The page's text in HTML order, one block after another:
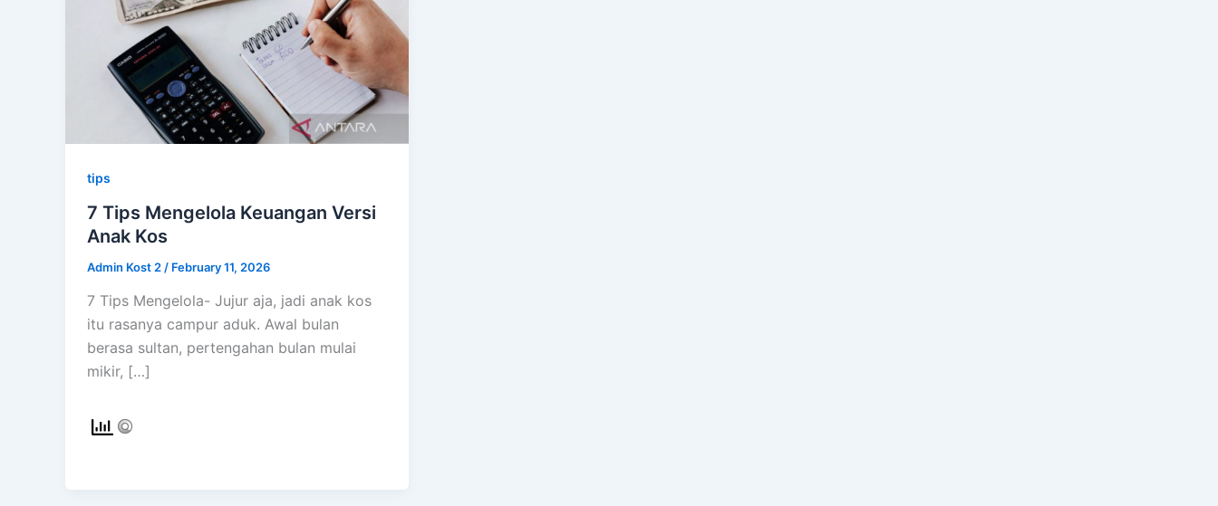
tips
7 Tips Mengelola Keuangan Versi
Anak Kos
Admin Kost 2 / February 11, 2026
7 Tips Mengelola- Jujur aja, jadi anak kos
itu rasanya campur aduk. Awal bulan
berasa sultan, pertengahan bulan mulai
mikir, […]